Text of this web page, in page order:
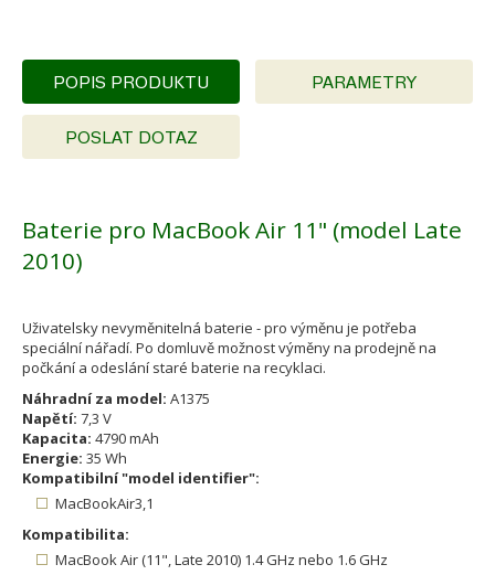
POPIS PRODUKTU PARAMETRY
POSLAT DOTAZ
Baterie pro MacBook Air 11" (model Late
2010)
Uživatelsky nevyměnitelná baterie - pro výměnu je potřeba
speciální nářadí. Po domluvě možnost výměny na prodejně na
počkání a odeslání staré baterie na recyklaci.
Náhradní za model: A1375
Napětí: 7,3 V
Kapacita: 4790 mAh
Energie: 35 Wh
Kompatibilní "model identifier":
MacBookAir3,1
Kompatibilita:
MacBook Air (11", Late 2010) 1.4 GHz nebo 1.6 GHz